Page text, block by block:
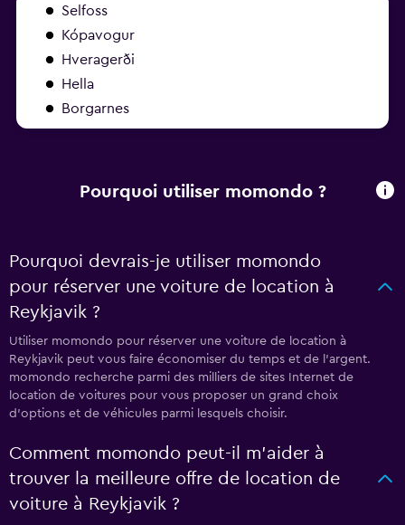
Selfoss
Kópavogur
Hveragerði
Hella
Borgarnes
Pourquoi utiliser momondo ?
Pourquoi devrais-je utiliser momondo
pour réserver une voiture de location à
Reykjavik ?
Utiliser momondo pour réserver une voiture de location à
Reykjavik peut vous faire économiser du temps et de l'argent.
momondo recherche parmi des milliers de sites Internet de
location de voitures pour vous proposer un grand choix
d'options et de véhicules parmi lesquels choisir.
Comment momondo peut-il m’aider à
trouver la meilleure offre de location de
voiture à Reykjavik ?